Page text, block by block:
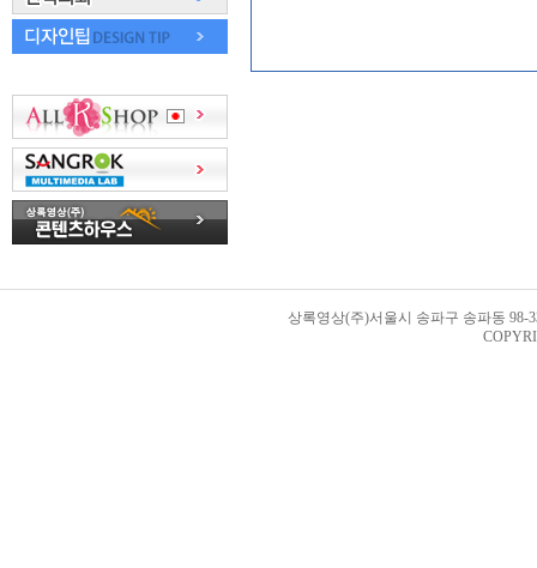
상록영상(주)서울시 송파구 송파동 98-